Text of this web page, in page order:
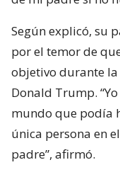
Según explicó, su
por el temor de
objetivo durante
Donald Trump.
mundo que podía
única persona en
padre”, afirmó.